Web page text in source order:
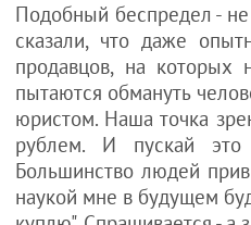
Подобный беспредел -
сказали, что даже
продавцов, на которых
пытаются обмануть
юристом. Наша точка
рублем. И пускай это
Большинство людей
наукой мне в будущем